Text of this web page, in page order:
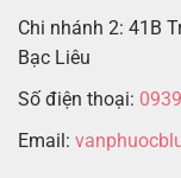
Chi nhánh 2: 41B
Bạc Liêu
Số điện thoại:
Email: